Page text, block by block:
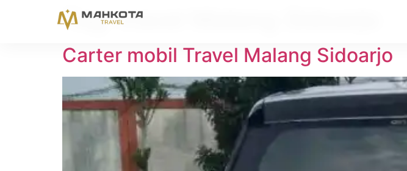
Tag:travel Malang Sidoarjo
Carter mobil Travel Malang Sidoarjo